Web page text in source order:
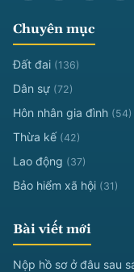
Chuyên mục
Đất đai (136)
Dân sự (72)
Hôn nhân gia đình (54)
Thừa kế (42)
Lao động (37)
Bảo hiểm xã hội (31)
Bài viết mới
Nộp hồ sơ ở đâu sau